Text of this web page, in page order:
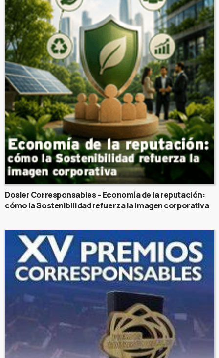
Dosier Corresponsables – Economía de la reputación:
cómo la Sostenibilidad refuerza la imagen corporativa